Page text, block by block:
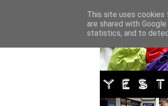
This site uses cookies
are shared with
statistics, and to